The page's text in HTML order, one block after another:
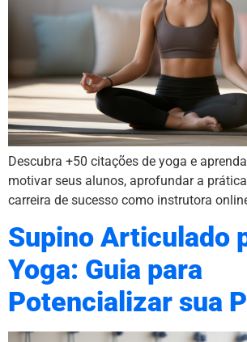
Descubra +50 citações de yoga e
motivar seus alunos, aprofundar a
carreira de sucesso como instrutora
Supino Articulado
Yoga: Guia para
Potencializar sua